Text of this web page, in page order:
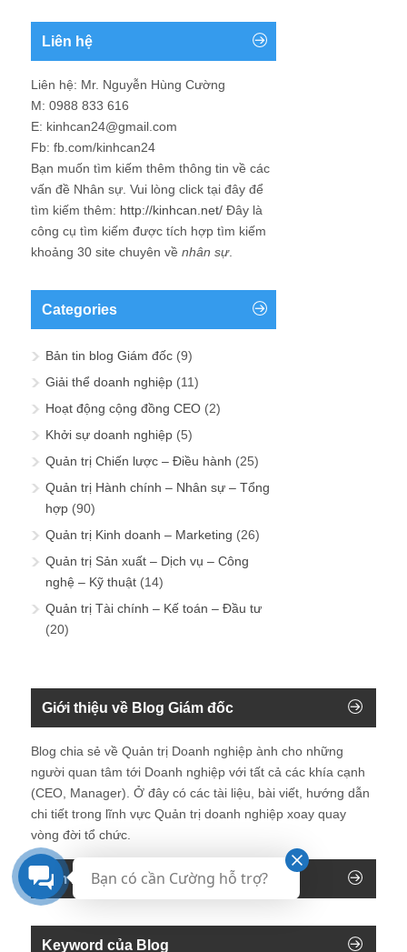
Liên hệ
Liên hệ: Mr. Nguyễn Hùng Cường
M: 0988 833 616
E: kinhcan24@gmail.com
Fb: fb.com/kinhcan24
Bạn muốn tìm kiếm thêm thông tin về các
vấn đề Nhân sự . Vui lòng click tại đây để
tìm kiếm thêm: http://kinhcan.net/ Đây là
công cụ tìm kiếm được tích hợp tìm kiếm
khoảng 30 site chuyên về nhân sự.
Categories
Bản tin blog Giám đốc (9)
Giải thể doanh nghiệp (11)
Hoạt động cộng đồng CEO (2)
Khởi sự doanh nghiệp (5)
Quản trị Chiến lược – Điều hành (25)
Quản trị Hành chính – Nhân sự – Tổng
hợp (90)
Quản trị Kinh doanh – Marketing (26)
Quản trị Sản xuất – Dịch vụ – Công
nghệ – Kỹ thuật (14)
Quản trị Tài chính – Kế toán – Đầu tư
(20)
Giới thiệu về Blog Giám đốc
Blog chia sẻ về Quản trị Doanh nghiệp ành cho những
người quan tâm tới Doanh nghiệp với tất cả các khía cạnh
(CEO, Manager). Ở đây có các tài liệu, bài viết, hướng dẫn
chi tiết trong lĩnh vực Quản trị doanh nghiệp xoay quay
vòng đời tổ chức.
Tìm kiếm trên blog
Keyword của Blog
Bạn có cần Cường hỗ trợ?